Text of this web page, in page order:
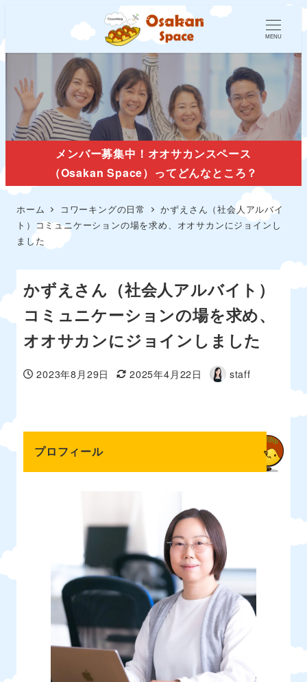
MENU
メンバー募集中！オオサカンスペース
（Osakan Space）ってどんなところ？
ホーム コワーキングの日常
かずえさん（社会人アルバイ
ト）コミュニケーションの場を求め、オオサカンにジョインし
ました
かずえさん（社会人アルバイト）
コミュニケーションの場を求め、
オオサカンにジョインしました
投稿日
2023年8月29日
更新日
2025年4月22日
著
staff
プロフィール